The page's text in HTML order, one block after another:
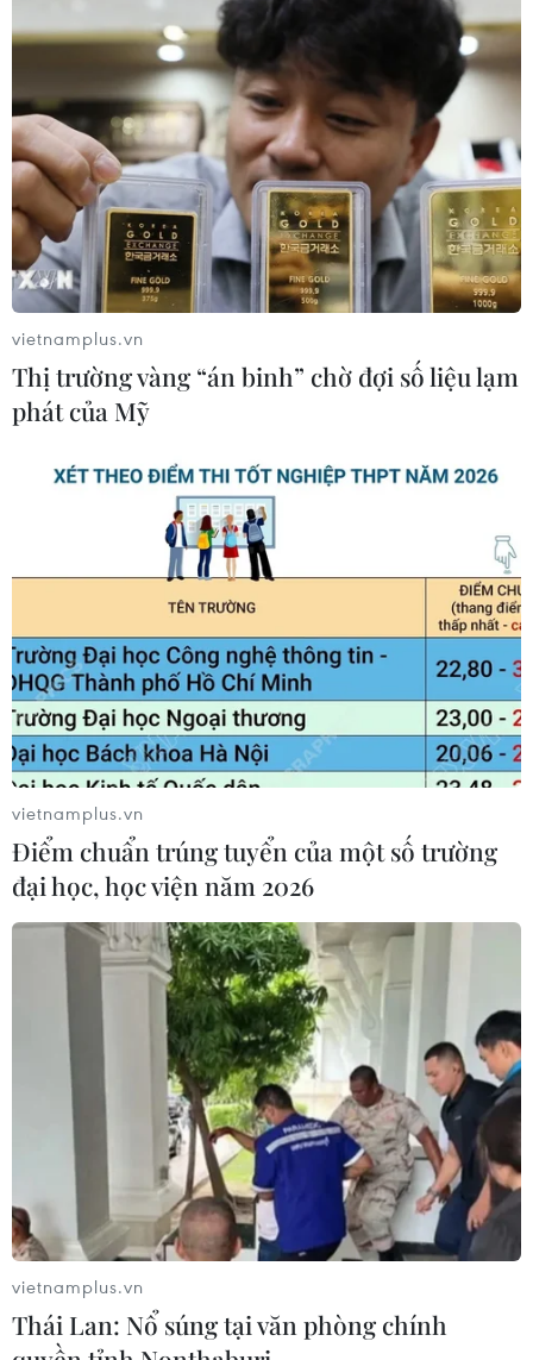
vietnamplus.vn
Thị trường vàng “án binh” chờ đợi số liệu lạm
phát của Mỹ
vietnamplus.vn
Điểm chuẩn trúng tuyển của một số trường
đại học, học viện năm 2026
vietnamplus.vn
Thái Lan: Nổ súng tại văn phòng chính